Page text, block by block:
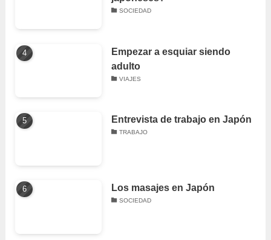
SOCIEDAD
Empezar a esquiar siendo
adulto
VIAJES
Entrevista de trabajo en Japón
TRABAJO
Los masajes en Japón
SOCIEDAD